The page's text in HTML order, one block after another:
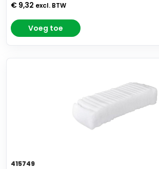
€ 9,32 excl. BTW
Voeg toe
415749